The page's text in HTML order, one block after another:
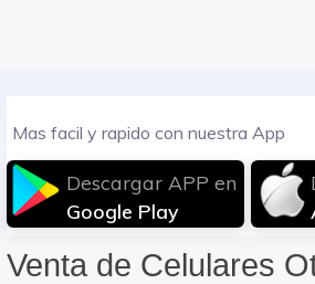
Mas facil y rapido con nuestra App
Descargar APP en
Google Play
Venta de Celulares